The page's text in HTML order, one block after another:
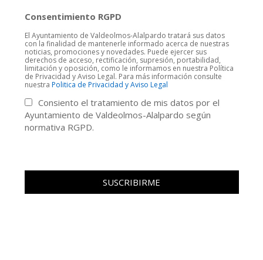
Consentimiento RGPD
El Ayuntamiento de Valdeolmos-Alalpardo tratará sus datos
con la finalidad de mantenerle informado acerca de nuestras
noticias, promociones y novedades. Puede ejercer sus
derechos de acceso, rectificación, supresión, portabilidad,
limitación y oposición, como le informamos en nuestra Política
de Privacidad y Aviso Legal. Para más información consulte
nuestra Politica de Privacidad y Aviso Legal
Consiento el tratamiento de mis datos por el
Ayuntamiento de Valdeolmos-Alalpardo según
normativa RGPD.